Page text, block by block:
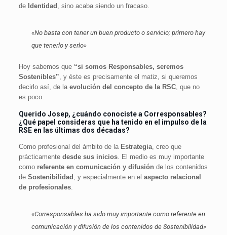
de Identidad , sino acaba siendo un fracaso.
«No basta con tener un buen producto o servicio; primero hay
que tenerlo y serlo»
Hoy sabemos que “si somos Responsables, seremos
Sostenibles” , y éste es precisamente el matiz, si queremos
decirlo así, de laevolución del concepto de la RSC , que no
es poco.
Querido Josep, ¿cuándo conociste a Corresponsables?
¿Qué papel consideras que ha tenido en el impulso de la
RSE en las últimas dos décadas?
Como profesional del ámbito de la Estrategia , creo que
prácticamentedesde sus inicios . El medio es muy importante
como referente en comunicación y difusión de los contenidos
deSostenibilidad , y especialmente en elaspecto relacional
de profesionales
«Corresponsables ha sido muy importante como referente en
comunicación y difusión de los contenidos de Sostenibilidad»